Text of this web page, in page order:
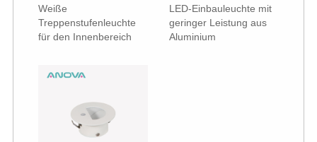
Weiße
Treppenstufenleuchte
für den Innenbereich
LED-Einbauleuchte mit
geringer Leistung aus
Aluminium